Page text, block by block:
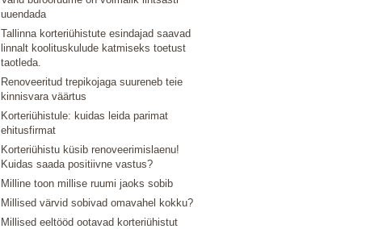
uuendada
Tallinna korteriühistute esindajad saavad
linnalt koolituskulude katmiseks toetust
taotleda.
Renoveeritud trepikojaga suureneb teie
kinnisvara väärtus
Korteriühistule: kuidas leida parimat
ehitusfirmat
Korteriühistu küsib renoveerimislaenu!
Kuidas saada positiivne vastus?
Milline toon millise ruumi jaoks sobib
Millised värvid sobivad omavahel kokku?
Millised eeltööd ootavad korteriühistut